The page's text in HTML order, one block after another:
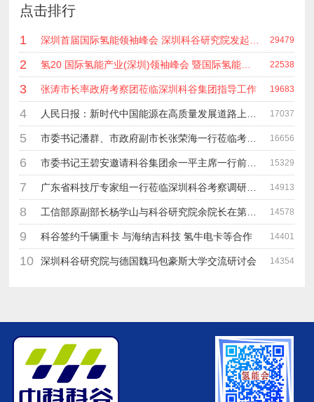
点击排行
1 深圳首届国际氢能领袖峰会 深圳科谷研究院发起主办 在深能源集团成功召开 会上相关单位 研发机构 龙头企业等签约合作 29479
2 氢20 国际氢能产业(深圳)领袖峰会 暨国际氢能产业链展览会 22538
3 张涛市长率政府考察团莅临深圳科谷集团指导工作 19683
4 人民日报：新时代中国能源在高质量发展道路上奋勇前进 17037
5 市委书记潘群、市政府副市长张荣海一行莅临考察指导工作 16656
6 市委书记王碧安邀请科谷集团余一平主席一行前往工业转移园考察合作 15329
7 广东省科技厅专家组一行莅临深圳科谷考察调研“未来能源中心”项目 14913
8 工信部原副部长杨学山与科谷研究院余院长在第九届中电博览会交流 14578
9 科谷签约千辆重卡 与海纳吉科技 氢牛电卡等合作 14401
10 深圳科谷研究院与德国魏玛包豪斯大学交流研讨会 14354